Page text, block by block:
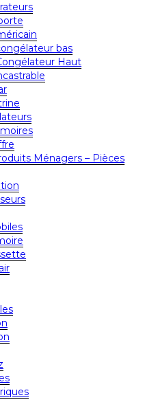
bas
Haut
Ménagers – Pièces